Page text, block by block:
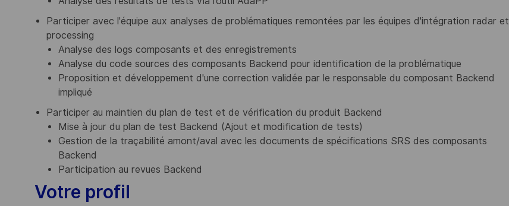
Participer avec l'équipe aux analyses de problématiques remontées par les équipes d'intégration radar et
processing
Analyse des logs composants et des enregistrements
Analyse du code sources des composants Backend pour identification de la problématique
Proposition et développement d'une correction validée par le responsable du composant Backend
impliqué
Participer au maintien du plan de test et de vérification du produit Backend
Mise à jour du plan de test Backend (Ajout et modification de tests)
Gestion de la traçabilité amont/aval avec les documents de spécifications SRS des composants
Backend
Participation au revues Backend
Votre profil